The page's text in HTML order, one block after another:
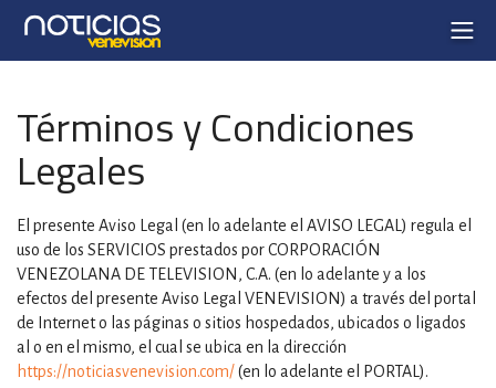
Términos y Condiciones
Legales
El presente Aviso Legal (en lo adelante el AVISO LEGAL) regula el
uso de los SERVICIOS prestados por CORPORACIÓN
VENEZOLANA DE TELEVISION, C.A. (en lo adelante y a los
efectos del presente Aviso Legal VENEVISION) a través del portal
de Internet o las páginas o sitios hospedados, ubicados o ligados
al o en el mismo, el cual se ubica en la dirección
https://noticiasvenevision.com/(en lo adelante el PORTAL).